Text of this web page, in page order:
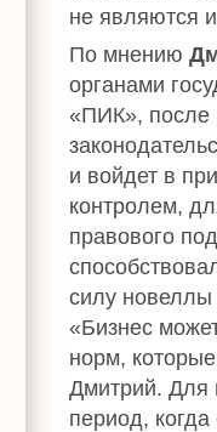
не являются
По мнению
органами
«ПИК», после
и войдет в
контролем,
правового
силу новеллы
«Бизнес
норм,
Дмитрий. Для
период,